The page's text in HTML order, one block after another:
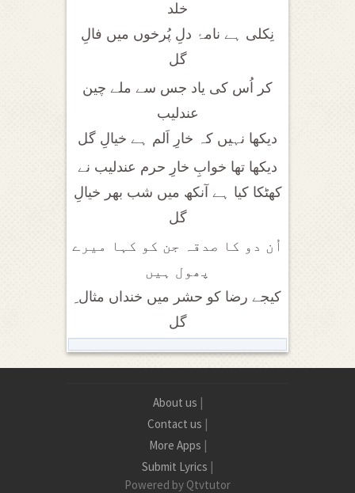
خلد
نِکلی ہے نامۂ دلِ پُرخوں میں فالِ
گل
کر اُس کی یاد جس سے ملے چین
عندلیب
دیکھا نہیں کہ خارِ اَلم ہے خیالِ گل
دیکھا تھا خوابِ خارِ حرم عندلیب نے
کھٹکا کیا ہے آنکھ میں شب بھر خیالِ
گل
اُن دو کا صدقہ جن کو کہا میرے
پھول ہیں
کیجے رضا کو حشر میں خنداں مثال ِ
گل
About us
Contact us
More Apps
Submit Lyrics
Powered by Qtvtutor